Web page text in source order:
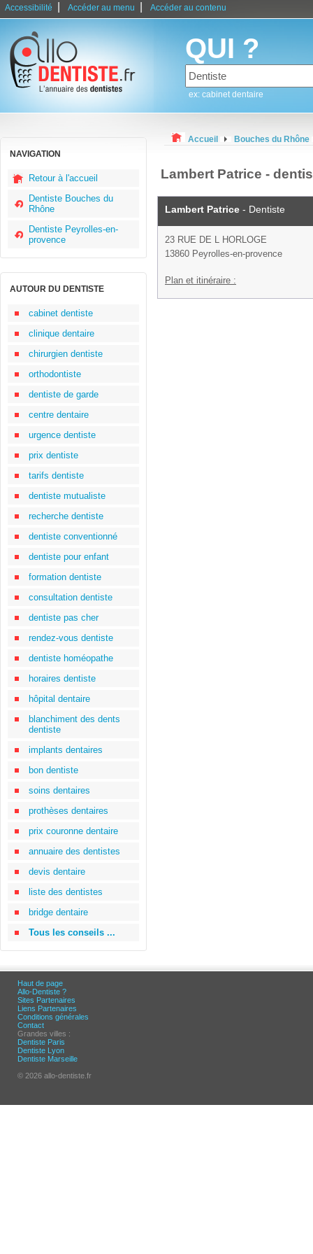
Accessibilité Accéder au menu Accéder au contenu
QUI ?
ex: cabinet dentaire
NAVIGATION
Retour à l'accueil
Dentiste Bouches du
Rhône
Dentiste Peyrolles-en-
provence
AUTOUR DU DENTISTE
cabinet dentiste
clinique dentaire
chirurgien dentiste
orthodontiste
dentiste de garde
centre dentaire
urgence dentiste
prix dentiste
tarifs dentiste
dentiste mutualiste
recherche dentiste
dentiste conventionné
dentiste pour enfant
formation dentiste
consultation dentiste
dentiste pas cher
rendez-vous dentiste
dentiste homéopathe
horaires dentiste
hôpital dentaire
blanchiment des dents
dentiste
implants dentaires
bon dentiste
soins dentaires
prothèses dentaires
prix couronne dentaire
annuaire des dentistes
devis dentaire
liste des dentistes
bridge dentaire
Tous les conseils ...
Accueil Bouches du Rhône
Lambert Patrice -
Lambert Patrice - Dentiste
23 RUE DE L HORLOGE
13860 Peyrolles-en-provence
Plan et itinéraire :
Haut de page
Allo-Dentiste ?
Sites Partenaires
Liens Partenaires
Conditions générales
Contact
Grandes villes :
Dentiste Paris
Dentiste Lyon
Dentiste Marseille
© 2026 allo-dentiste.fr